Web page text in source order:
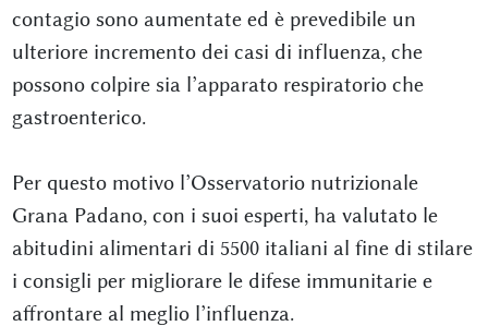
contagio sono aumentate ed è prevedibile un
ulteriore incremento dei casi di influenza, che
possono colpire sia l’apparato respiratorio che
gastroenterico.
Per questo motivo l’Osservatorio nutrizionale
Grana Padano, con i suoi esperti, ha valutato le
abitudini alimentari di 5500 italiani al fine di stilare
i consigli per migliorare le difese immunitarie e
affrontare al meglio l’influenza.